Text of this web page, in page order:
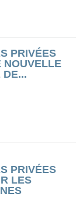
PRIVÉES
NOUVELLE
DE...
PRIVÉES
LES